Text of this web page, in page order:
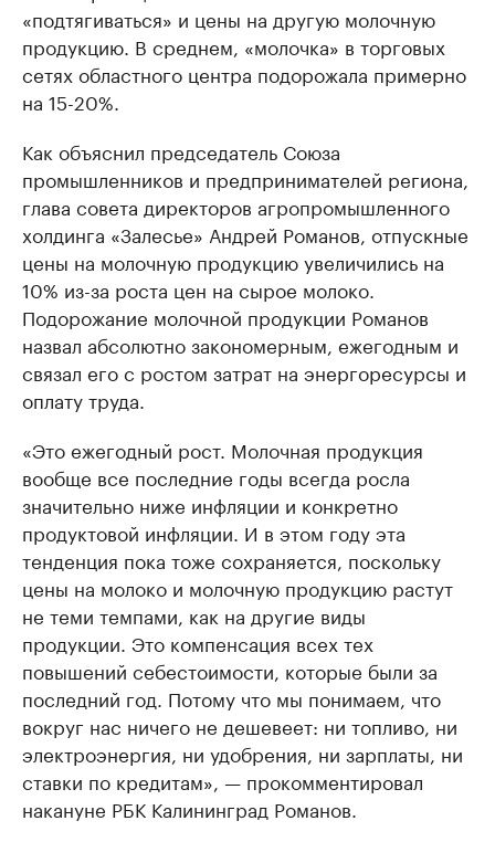
«подтягиваться» и цены на другую молочную
продукцию. В среднем, «молочка» в торговых
сетях областного центра подорожала примерно
на 15-20%.
Как объяснил председатель Союза
промышленников и предпринимателей региона,
глава совета директоров агропромышленного
холдинга «Залесье» Андрей Романов, отпускные
цены на молочную продукцию увеличились на
10% из-за роста цен на сырое молоко.
Подорожание молочной продукции Романов
назвал абсолютно закономерным, ежегодным и
связал его с ростом затрат на энергоресурсы и
оплату труда.
«Это ежегодный рост. Молочная продукция
вообще все последние годы всегда росла
значительно ниже инфляции и конкретно
продуктовой инфляции. И в этом году эта
тенденция пока тоже сохраняется, поскольку
цены на молоко и молочную продукцию растут
не теми темпами, как на другие виды
продукции. Это компенсация всех тех
повышений себестоимости, которые были за
последний год. Потому что мы понимаем, что
вокруг нас ничего не дешевеет: ни топливо, ни
электроэнергия, ни удобрения, ни зарплаты, ни
ставки по кредитам», — прокомментировал
накануне РБК Калининград Романов.